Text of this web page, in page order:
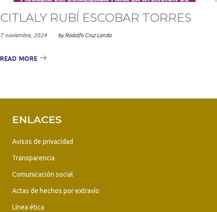
CITLALY RUBÍ ESCOBAR TORRES
7 noviembre, 2024 byRodolfo Cruz Landa
READ MORE
ENLACES
Avisos de privacidad
Transparencia
Comunicación social
Actas de hechos por extravío
Línea ética